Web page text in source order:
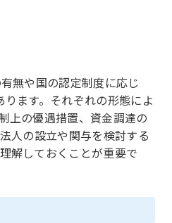
無や国の認定制度に応じ
ます。それぞれの形態によ
上の優遇措置、資金調達の
人の設立や関与を検討する
解しておくことが重要で